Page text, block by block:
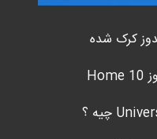
کرک شده